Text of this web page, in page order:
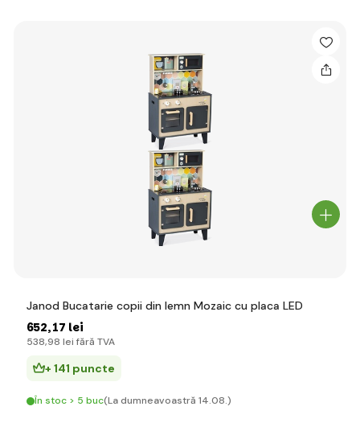
Janod Bucatarie copii din lemn Mozaic cu placa LED
652,17 lei
538,98 lei fără TVA
+ 141 puncte
În stoc > 5 buc(La dumneavoastră 14.08.)